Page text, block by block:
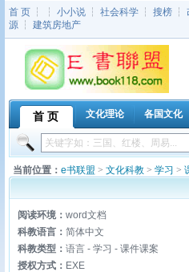
首 页 ┆ ┆ 小小说 ┆ 社会科学 ┆ 搜榜 ┆
源 ┆ 建筑房地产
首 页 文化理论 各国文化
当前位置： e书联盟 > 文化科教 > 学习 >
阅读环境： word文档
科教语言： 简体中文
科教类型： 语言 - 学习 - 课件课案
授权方式： EXE